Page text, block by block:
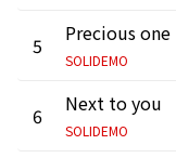
5 Precious one
SOLIDEMO
6 Next to you
SOLIDEMO